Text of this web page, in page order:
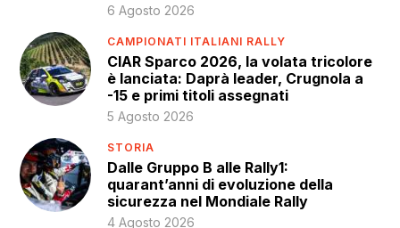
6 Agosto 2026
CAMPIONATI ITALIANI RALLY
CIAR Sparco 2026, la volata tricolore
è lanciata: Daprà leader, Crugnola a
-15 e primi titoli assegnati
5 Agosto 2026
STORIA
Dalle Gruppo B alle Rally1:
quarant’anni di evoluzione della
sicurezza nel Mondiale Rally
4 Agosto 2026